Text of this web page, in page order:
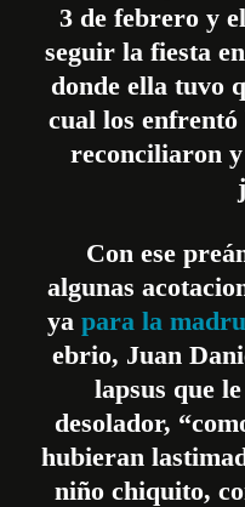
3 de febrero y
seguir la fiesta
donde ella tuvo
cual los enfrentó
reconciliaron y
Con ese
algunas
ya para la
ebrio, Juan
lapsus que
desolador,
hubieran
niño chiquito,